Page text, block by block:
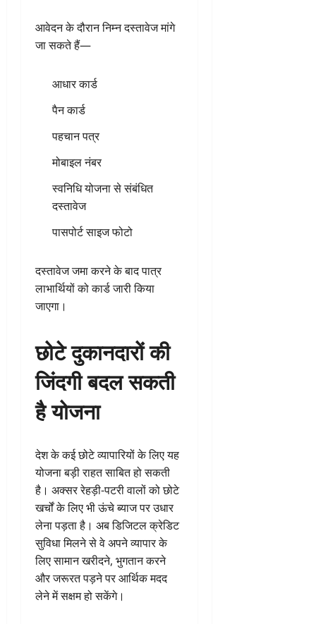
आवेदन के दौरान निम्न दस्तावेज मांगे
जा सकते हैं—
आधार कार्ड
पैन कार्ड
पहचान पत्र
मोबाइल नंबर
स्वनिधि योजना से संबंधित
दस्तावेज
पासपोर्ट साइज फोटो
दस्तावेज जमा करने के बाद पात्र
लाभार्थियों को कार्ड जारी किया
जाएगा।
छोटे दुकानदारों की
जिंदगी बदल सकती
है योजना
देश के कई छोटे व्यापारियों के लिए यह
योजना बड़ी राहत साबित हो सकती
है। अक्सर रेहड़ी-पटरी वालों को छोटे
खर्चों के लिए भी ऊंचे ब्याज पर उधार
लेना पड़ता है। अब डिजिटल क्रेडिट
सुविधा मिलने से वे अपने व्यापार के
लिए सामान खरीदने, भुगतान करने
और जरूरत पड़ने पर आर्थिक मदद
लेने में सक्षम हो सकेंगे।